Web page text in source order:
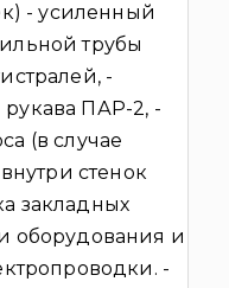
- усиленный
трубы
-
ПАР-2, -
(в случае
стенок
закладных
оборудования и
-